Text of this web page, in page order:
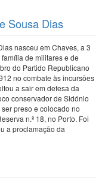
Sousa Dias
nasceu em Chaves, a 3
de militares e de
do Partido Republicano
no combate às incursões
a sair em defesa da
conservador de Sidónio
preso e colocado no
n.º 18, no Porto. Foi
a proclamação da